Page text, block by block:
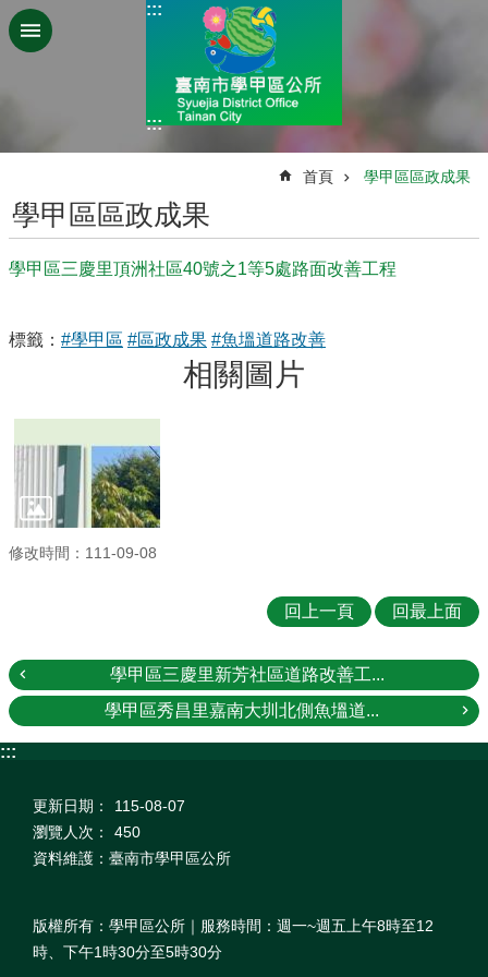
跳到主要內容區塊
:::
:::
首頁 學甲區區政成果
學甲區區政成果
學甲區三慶里頂洲社區40號之1等5處路面改善工程
標籤： #學甲區 #區政成果 #魚塭道路改善
相關圖片
修改時間：111-09-08
回上一頁 回最上面
學甲區三慶里新芳社區道路改善工...
學甲區秀昌里嘉南大圳北側魚塭道...
:::
更新日期：
115-08-07
瀏覽人次：
450
資料維護：臺南市學甲區公所
版權所有：學甲區公所｜服務時間：週一~週五上午8時至12
時、下午1時30分至5時30分